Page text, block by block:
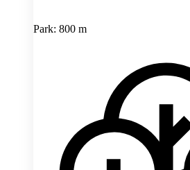
Park: 800 m